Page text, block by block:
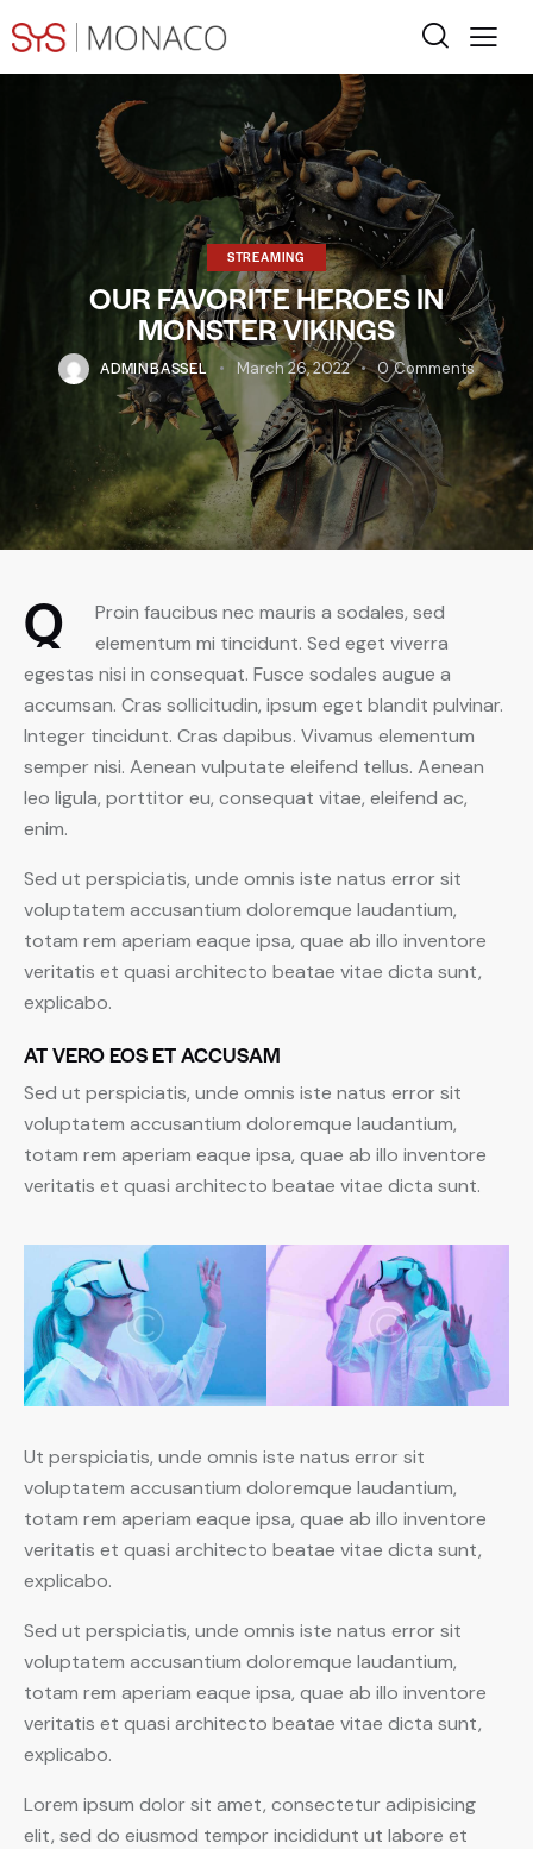
STREAMING
OUR FAVORITE HEROES IN
MONSTER VIKINGS
ADMINBASSEL March 26, 2022 0 Comments
Q
Proin faucibus nec mauris a sodales, sed
elementum mi tincidunt. Sed eget viverra
egestas nisi in consequat. Fusce sodales augue a
accumsan. Cras sollicitudin, ipsum eget blandit pulvinar.
Integer tincidunt. Cras dapibus. Vivamus elementum
semper nisi. Aenean vulputate eleifend tellus. Aenean
leo ligula, porttitor eu, consequat vitae, eleifend ac,
enim.
Sed ut perspiciatis, unde omnis iste natus error sit
voluptatem accusantium doloremque laudantium,
totam rem aperiam eaque ipsa, quae ab illo inventore
veritatis et quasi architecto beatae vitae dicta sunt,
explicabo.
AT VERO EOS ET ACCUSAM
Sed ut perspiciatis, unde omnis iste natus error sit
voluptatem accusantium doloremque laudantium,
totam rem aperiam eaque ipsa, quae ab illo inventore
veritatis et quasi architecto beatae vitae dicta sunt.
Ut perspiciatis, unde omnis iste natus error sit
voluptatem accusantium doloremque laudantium,
totam rem aperiam eaque ipsa, quae ab illo inventore
veritatis et quasi architecto beatae vitae dicta sunt,
explicabo.
Sed ut perspiciatis, unde omnis iste natus error sit
voluptatem accusantium doloremque laudantium,
totam rem aperiam eaque ipsa, quae ab illo inventore
veritatis et quasi architecto beatae vitae dicta sunt,
explicabo.
Lorem ipsum dolor sit amet, consectetur adipisicing
elit, sed do eiusmod tempor incididunt ut labore et